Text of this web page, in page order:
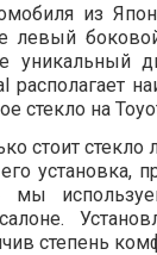
из
левый
уникальный
располагает
стекло на
стоит
установка,
мы
степень